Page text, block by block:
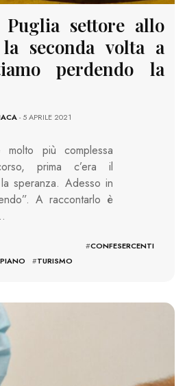
settore allo
seconda volta a
perdendo la
- 5 APRILE 2021
più complessa
prima c’era il
speranza. Adesso in
A raccontarlo è
#CONFESERCENTI
#TURISMO